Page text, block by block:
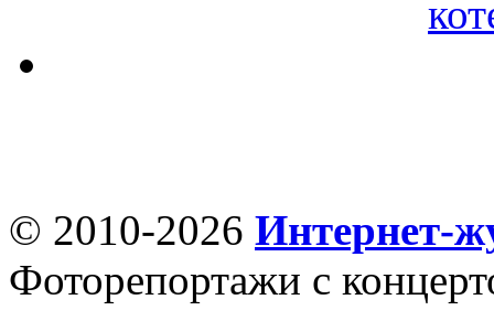
© 2010-2026 Интернет-
Фоторепортажи с